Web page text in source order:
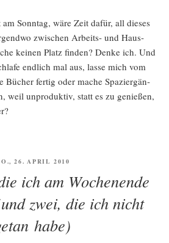
Sonn­tag, wäre Zeit dafür, all die­ses
zwi­schen Arbeits- und Haus­
kei­nen Platz fin­den? Den­ke ich. Und
end­lich mal aus, las­se mich vom
Bücher fer­tig oder mache Spa­zier­gän­
weil unpro­duk­tiv, statt es zu genie­ßen,
26. APRIL 2010
ich am Wochenende
zwei, die ich nicht
habe)